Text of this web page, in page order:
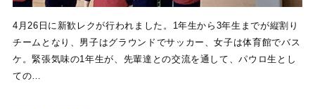
4月26日に新歓レクが行われました。1年生から3年生までが縦割り
チームとなり、男子はグラウンドでサッカー、女子は体育館でバス
ケ。緊張気味の1年生が、先輩達との交流を通して、パウロ生とし
ての…